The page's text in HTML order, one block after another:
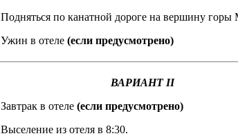
Подняться по канатной дороге на вершину
Ужин в отеле (если предусмотрено)
ВАРИАНТ II
Завтрак в отеле (если предусмотрено)
Выселение из отеля в 8:30.